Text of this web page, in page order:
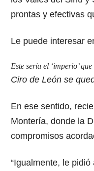
prontas y efectivas
Le puede interesar
Este sería el ‘imperio’
Ciro de León se
En ese sentido,
Montería, donde la
compromisos
“Igualmente, le pidió